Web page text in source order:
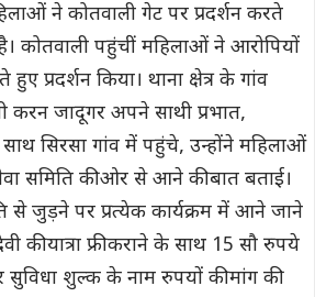
ने कोतवाली गेट पर प्रदर्शन करते
है। कोतवाली पहुंचीं महिलाओं ने आरोपियों
हुए प्रदर्शन किया। थाना क्षेत्र के गांव
करन जादूगर अपने साथी प्रभात,
सिरसा गांव में पहुंचे, उन्होंने महिलाओं
समिति की ओर से आने की बात बताई।
से जुड़ने पर प्रत्येक कार्यक्रम में आने जाने
की यात्रा फ्री कराने के साथ 15 सौ रुपये
सुविधा शुल्क के नाम रुपयों की मांग की